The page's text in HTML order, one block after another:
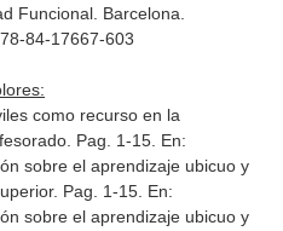
Funcional. Barcelona.
84-17667-603
como recurso en la
Pag. 1-15. En:
sobre el aprendizaje ubicuo y
Pag. 1-15. En:
sobre el aprendizaje ubicuo y